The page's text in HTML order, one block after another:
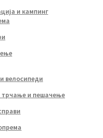
и кампинг
велосипеди
трчање и пешачење